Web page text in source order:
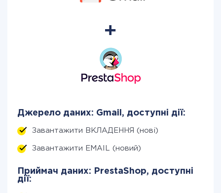
Джерело даних: Gmail, доступні дії:
Завантажити ВКЛАДЕННЯ (нові)
Завантажити EMAIL (новий)
Приймач даних: PrestaShop, доступні
дії: